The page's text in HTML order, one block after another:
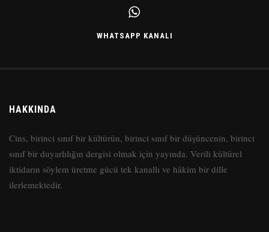
WHATSAPP KANALI
HAKKINDA
Cins, birinci sınıf bir kültürün, birinci sınıf bir düşüncenin, birinci
sınıf bir duyarlılığın dergisi olmak için yayında. Verili kültürel
iktidarın söylem üretme gücü tek kanallı ve hâkim bir dille
ilerlemektedir.